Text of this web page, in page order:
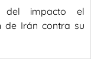
del impacto el
de Irán contra su